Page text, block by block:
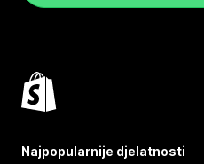
Najpopularnije djelatnosti